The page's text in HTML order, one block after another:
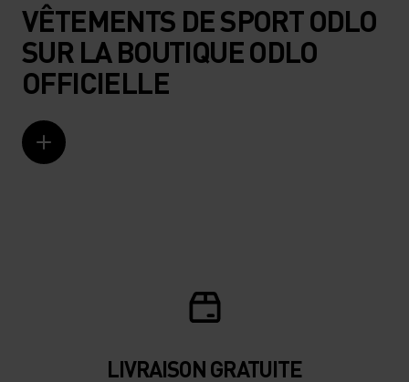
VÊTEMENTS DE SPORT ODLO
SUR LA BOUTIQUE ODLO
OFFICIELLE
LIVRAISON GRATUITE